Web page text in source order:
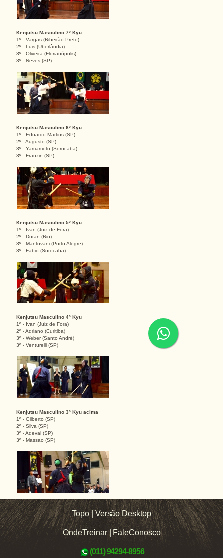
Kenjutsu Masculino 7º Kyu
1º - Vargas (Ribeirão Preto)
2º - Luis (Uberlândia)
3º - Oliveira (Florianópolis)
3º - Neves (SP)
Kenjutsu Masculino 6º Kyu
1º - Eduardo Martins (SP)
2º - Augusto (SP)
3º - Yamamoto (Sorocaba)
3º - Franzin (SP)
Kenjutsu Masculino 5º Kyu
1º - Ivan (Juiz de Fora)
2º - Duran (Rio)
3º - Mantovani (Porto Alegre)
3º - Fabio (Sorocaba)
Kenjutsu Masculino 4º Kyu
1º - Ivan (Juiz de Fora)
2º - Adriano (Curitiba)
3º - Weber (Santo André)
3º - Venturelli (SP)
Kenjutsu Masculino 3º Kyu acima
1º - Gilberto (SP)
2º - Silva (SP)
3º - Adeval (SP)
3º - Massao (SP)
Topo | Versão Desktop
OndeTreinar| FaleConosco
(011) 94294-8956